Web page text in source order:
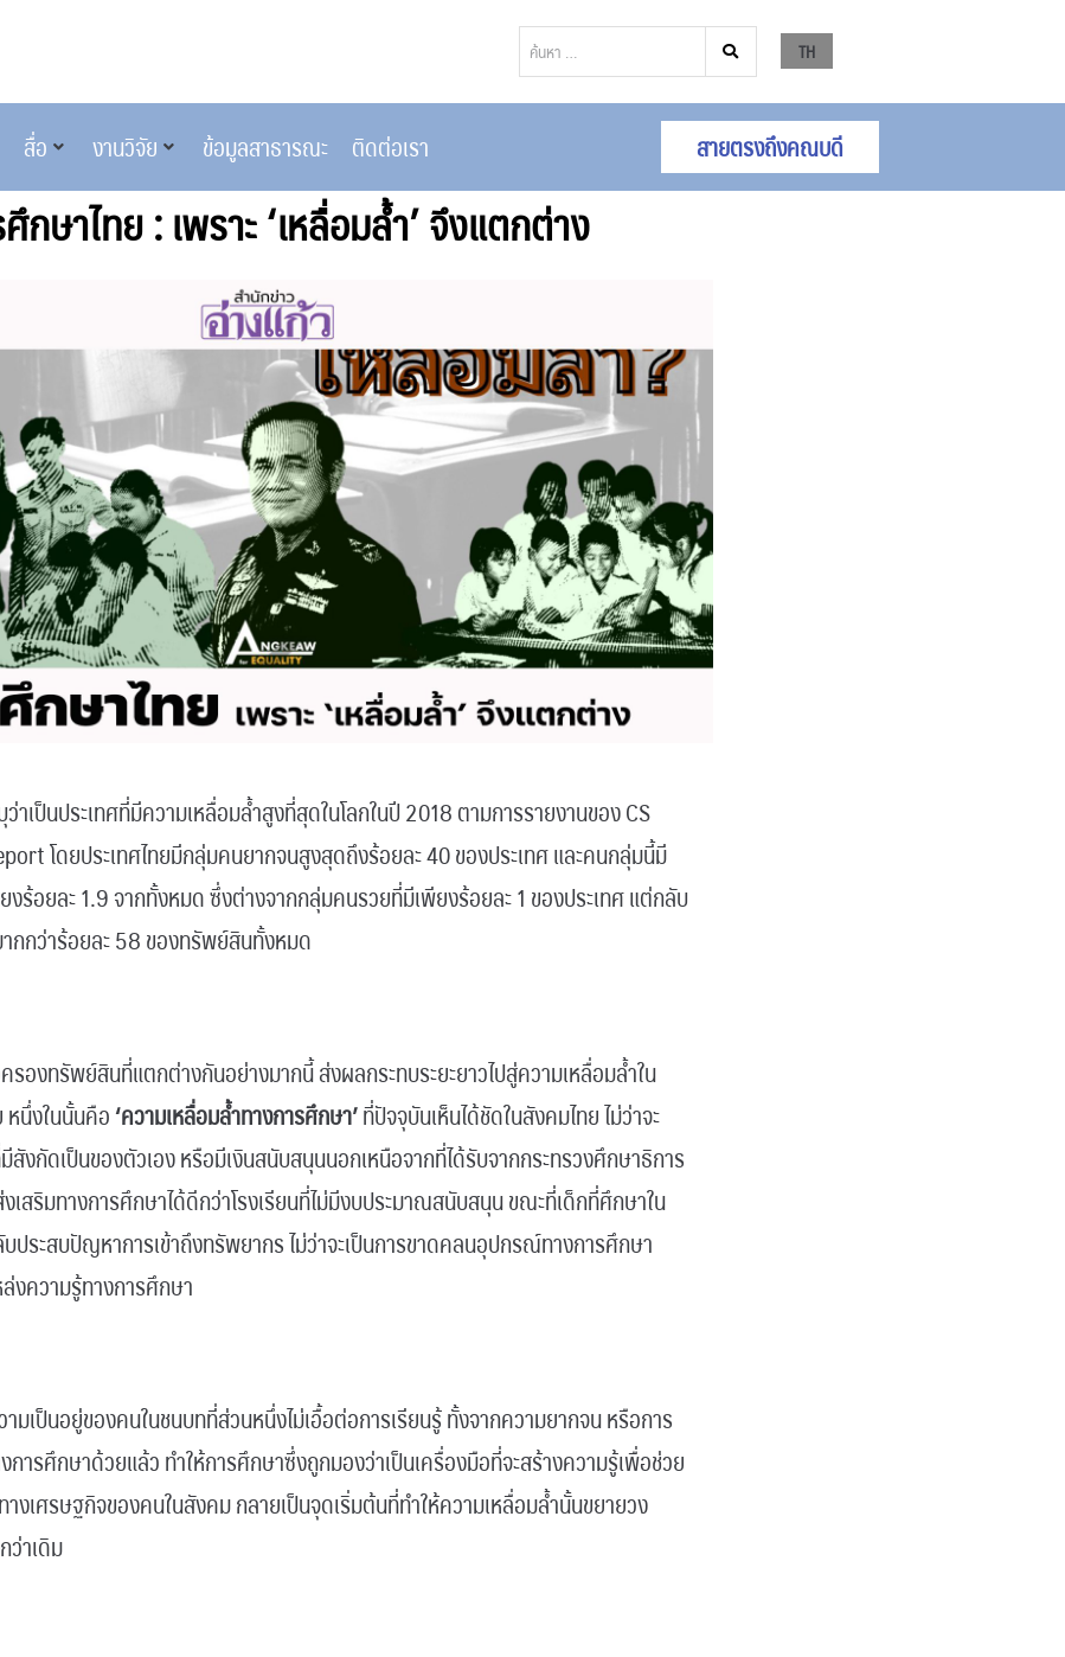
TH
สื่อ งานวิจัย ข้อมูลสาธารณะ ติดต่อเรา สายตรงถึงคณบดี
กษาไทย : เพราะ ‘เหลื่อมล้ำ’ จึงแตกต่าง
ว่าเป็นประเทศที่มีความเหลื่อมล้ำสูงที่สุดในโลกในปี 2018 ตามการรายงานของ CS
โดยประเทศไทยมีกลุ่มคนยากจนสูงสุดถึงร้อยละ 40 ของประเทศ และคนกลุ่มนี้มี
ร้อยละ 1.9 จากทั้งหมด ซึ่งต่างจากกลุ่มคนรวยที่มีเพียงร้อยละ 1 ของประเทศ แต่กลับ
กว่าร้อยละ 58 ของทรัพย์สินทั้งหมด
รองทรัพย์สินที่แตกต่างกันอย่างมากนี้ ส่งผลกระทบระยะยาวไปสู่ความเหลื่อมล้ำใน
หนึ่งในนั้นคือ‘ความเหลื่อมล้ำทางการศึกษา’ที่ปัจจุบันเห็นได้ชัดในสังคมไทย ไม่ว่าจะ
มีสังกัดเป็นของตัวเอง หรือมีเงินสนับสนุนนอกเหนือจากที่ได้รับจากกระทรวงศึกษาธิการ
เสริมทางการศึกษาได้ดีกว่าโรงเรียนที่ไม่มีงบประมาณสนับสนุน ขณะที่เด็กที่ศึกษาใน
บประสบปัญหาการเข้าถึงทรัพยากร ไม่ว่าจะเป็นการขาดคลนอุปกรณ์ทางการศึกษา
งความรู้ทางการศึกษา
มเป็นอยู่ของคนในชนบทที่ส่วนหนึ่งไม่เอื้อต่อการเรียนรู้ ทั้งจากความยากจน หรือการ
การศึกษาด้วยแล้ว ทำให้การศึกษาซึ่งถูกมองว่าเป็นเครื่องมือที่จะสร้างความรู้เพื่อช่วย
งเศรษฐกิจของคนในสังคม กลายเป็นจุดเริ่มต้นที่ทำให้ความเหลื่อมล้ำนั้นขยายวง
ว่าเดิม